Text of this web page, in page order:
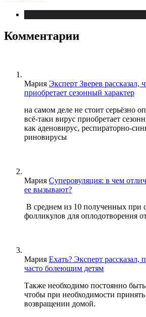
Комментарии
Мария Эксперт Зверев рассказал,
приобретает сезонный характер
на самом деле не стоит серьёзно
всё-таки вирус приобретает
как аденовирус, респираторно-
риновирусы
Мария Суперовуляция: в чем
ее вызывают?
В среднем из 10 полученных при
фолликулов для оплодотворения
Мария Ехать? Эксперт рассказал,
часто болеющим детям
Также необходимо постоянно
чтобы при необходимости
возвращении домой.